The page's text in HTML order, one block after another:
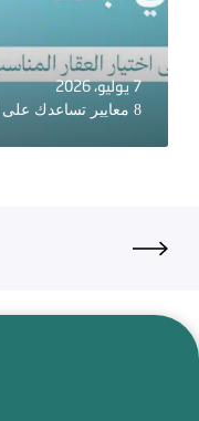
7 يوليو، 2026
8 معايير تساعدك على اختيار العقار المناسب